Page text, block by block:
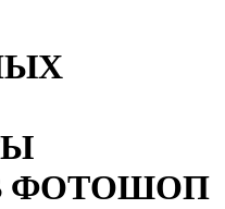
ФОТОШОП